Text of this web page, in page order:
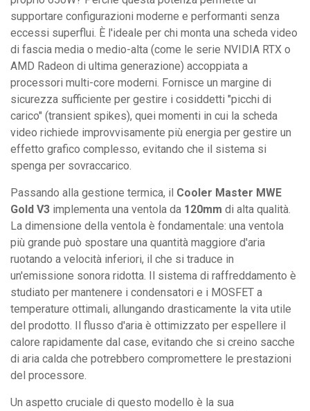
supportare configurazioni moderne e performanti senza
eccessi superflui. È l'ideale per chi monta una scheda video
di fascia media o medio-alta (come le serie NVIDIA RTX o
AMD Radeon di ultima generazione) accoppiata a
processori multi-core moderni. Fornisce un margine di
sicurezza sufficiente per gestire i cosiddetti "picchi di
carico" (transient spikes), quei momenti in cui la scheda
video richiede improvvisamente più energia per gestire un
effetto grafico complesso, evitando che il sistema si
spenga per sovraccarico.
Passando alla gestione termica, il Cooler Master MWE
Gold V3 implementa una ventola da 120mm di alta qualità.
La dimensione della ventola è fondamentale: una ventola
più grande può spostare una quantità maggiore d'aria
ruotando a velocità inferiori, il che si traduce in
un'emissione sonora ridotta. Il sistema di raffreddamento è
studiato per mantenere i condensatori e i MOSFET a
temperature ottimali, allungando drasticamente la vita utile
del prodotto. Il flusso d'aria è ottimizzato per espellere il
calore rapidamente dal case, evitando che si creino sacche
di aria calda che potrebbero compromettere le prestazioni
del processore.
Un aspetto cruciale di questo modello è la sua